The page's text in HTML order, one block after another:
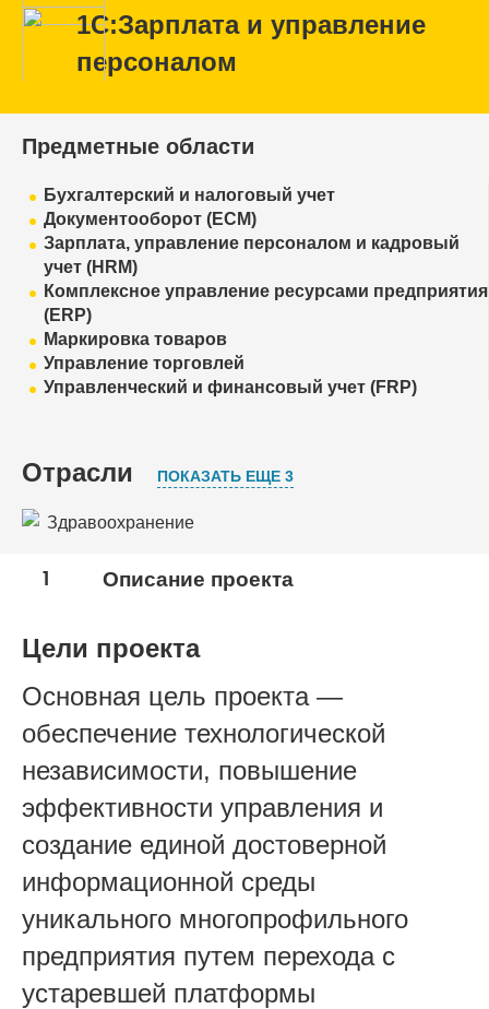
1С:Зарплата и управление
персоналом
Предметные области
Бухгалтерский и налоговый учет
Документооборот (ECM)
Зарплата, управление персоналом и кадровый
учет (HRM)
Комплексное управление ресурсами предприятия
(ERP)
Маркировка товаров
Управление торговлей
Управленческий и финансовый учет (FRP)
Отрасли ПОКАЗАТЬ ЕЩЕ 3
Здравоохранение
Общественное питание и рестораны
Туристический и гостиничный бизнес
1 Описание проекта
Цели проекта
Основная цель проекта —
обеспечение технологической
независимости, повышение
эффективности управления и
создание единой достоверной
информационной среды
уникального многопрофильного
предприятия путем перехода с
устаревшей платформы